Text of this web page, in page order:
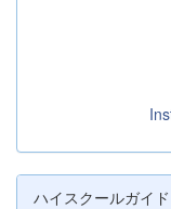
ハイスクールガイド